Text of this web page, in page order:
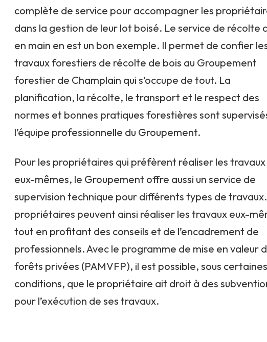
complète de service pour accompagner les
dans la gestion de leur lot boisé. Le service de récolte
en main en est un bon exemple. Il permet de confier
travaux forestiers de récolte de bois au Groupement
forestier de Champlain qui s’occupe de tout. La
planification, la récolte, le transport et le respect des
normes et bonnes pratiques forestières sont
l’équipe professionnelle du Groupement.
Pour les propriétaires qui préfèrent réaliser les
eux-mêmes, le Groupement offre aussi un service de
supervision technique pour différents types de
propriétaires peuvent ainsi réaliser les travaux eux-
tout en profitant des conseils et de l’encadrement de
professionnels. Avec le programme de mise en valeur
forêts privées (PAMVFP), il est possible, sous certaines
conditions, que le propriétaire ait droit à des
pour l’exécution de ses travaux.